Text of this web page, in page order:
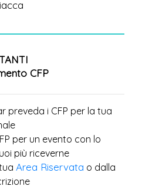
CFP
preveda i CFP per la tua
per un evento con lo
più riceverne
Area Riservata o dalla